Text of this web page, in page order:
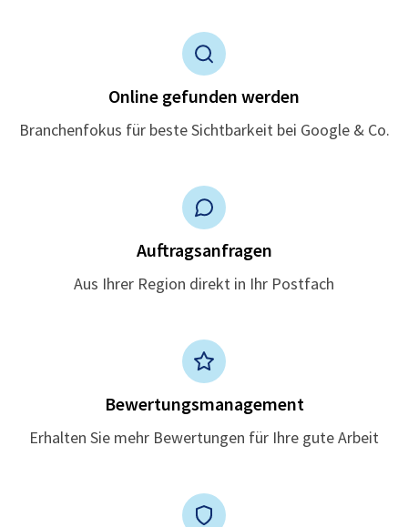
Online gefunden werden
Branchenfokus für beste Sichtbarkeit bei Google & Co.
Auftragsanfragen
Aus Ihrer Region direkt in Ihr Postfach
Bewertungsmanagement
Erhalten Sie mehr Bewertungen für Ihre gute Arbeit